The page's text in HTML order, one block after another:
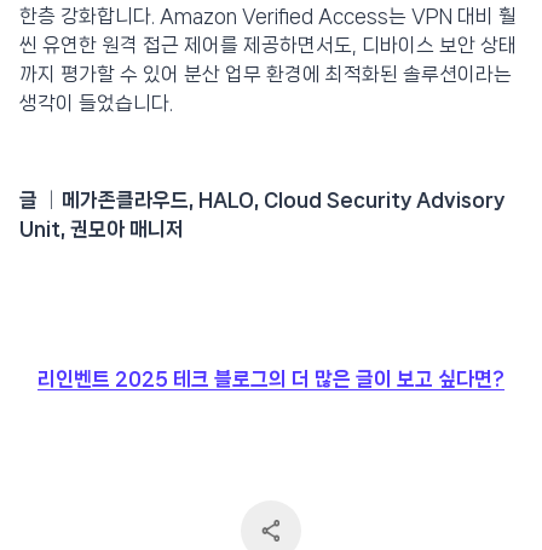
한층 강화합니다. Amazon Verified Access는 VPN 대비 훨
씬 유연한 원격 접근 제어를 제공하면서도, 디바이스 보안 상태
까지 평가할 수 있어 분산 업무 환경에 최적화된 솔루션이라는
생각이 들었습니다.
글 │
메가존클라우드, HALO, Cloud Security Advisory
Unit, 권모아 매니저
리인벤트 2025 테크 블로그의 더 많은 글이 보고 싶다면?